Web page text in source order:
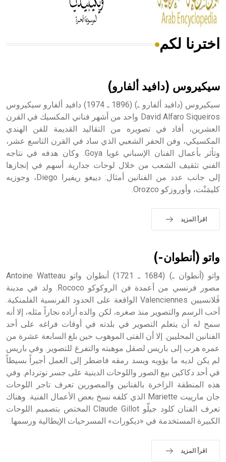
هل تعلم أن الأبسيد كلمة فرنسية اللفظ تم اعتمادها مصطلحاً
- هل تعلم أن أبجر Abgar اسم معروف جيداً يعود إلى عدد من
الملوك الذين حكموا مدينة إديسا (الرها) من أبجر الأول وحتى
التاسع، وهم ينتسبون إلى أسرة أوسروين
sign تكتب منفصلة غير متصلة، وتعتمد المبدأ الأكوروفوني،
اخترنا لكم
سيكيروس (دافيد ألفارو)
سيكيروس (دافيد ألفارو ـ) (1896 ـ 1974) دافيد ألفارو سيكيروس
David Alfaro Siqueiros واحد من أشهر فناني المكسيك في القرن
العشرين، أفاد في تصويره من التقاليد القديمة للفن الهندي
المكسيكي، وفن الحفر الشعبي الذي ساد في القرن التاسع عشر،
وتأثر بأعمال الفنان الإسباني غويا Goya. وكان هدفه في نتاجه
الفني تثقيف الشعب من خلال لوحات جدارية. أسهم في إنجازها
إلى جانب عدد من الفنانين أمثال: دييغو ريفيرا Diego، وجوزيه
كليمَنْت، وأوروزكو Orozco.
اقرأ المزيد
واتو (أنطوان-)
واتو (أنطوان ـ) (1684 ـ 1721) أنطوان واتو Antoine Watteau
مصور فرنسي من أعمدة فن الروكوكو Rococo. ولد في مدينة
ڤَلانسيين Valenciennes الواقعة على الحدود الفرنسية الفلمنكية.
أحب الرسم والتصوير منذ صغره، لكن والده أراده نجاراً مثله، إلا أنه
سمح له أن يتعلم التصوير في بلدته في أوقات فراغه على أحد
الفنانين المحليين. إلا أن الفتى الموهوب حين بلغ السابعة عشرة من
عمره هرب إلى باريس لصقل موهبته والتفرغ للتصوير. وفي باريس
لم يكن لديه ما يؤويه ويسد رمقه فاضطر إلى العمل أجيراً بسيطاً
في أحد دكاكين بيع الصور واللوحات الدينية على جسر نوتردام. وفي
هذه المنطقة الزاخرة بالفنانين والمصورين تعرف تاجر اللوحات
جان مارييت Mariette الذي كلفه نسخ بعض الأعمال الفنية. وهناك
تعرف الفنان كلود جيلّو Claude Gillot المختص بتصميم اللوحات
الكبيرة المستخدمة في «ديكورات» المسرحيات الإيطالية ورسمها.
اقرأ المزيد